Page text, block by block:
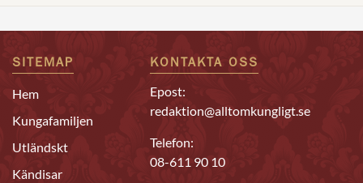
SITEMAP
Hem
Kungafamiljen
Utländskt
Kändisar
KONTAKTA OSS
Epost:
redaktion@alltomkungligt.se
Telefon:
08-611 90 10